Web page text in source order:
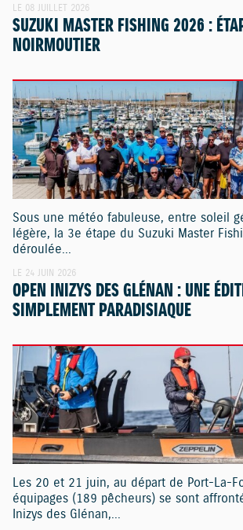
LE 08 JUILLET 2026
SUZUKI MASTER FISHING 2026 :
NOIRMOUTIER
Sous une météo fabuleuse, entre soleil
légère, la 3e étape du Suzuki Master
déroulée...
LE 24 JUIN 2026
OPEN INIZYS DES GLÉNAN : UNE
SIMPLEMENT PARADISIAQUE
Les 20 et 21 juin, au départ de Port-La-
équipages (189 pêcheurs) se sont
Inizys des Glénan,...